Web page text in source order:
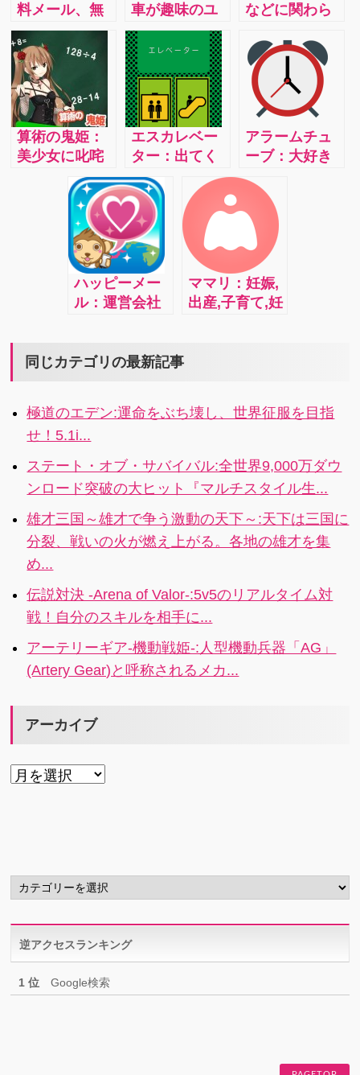
料メール、無
料コミュニケ
ーションツー
ルのLine(ライ
ン)
車が趣味のユ
ーザーのため
のコミュニテ
ィアプリ！ 愛
車の整備やカ
スタムを記録
して共有！
SNSにも簡単
アップ！4.1
などに関わら
同士の通話は
無料で行う事
が出来ます。
またスカイプ
話も楽しむ事
が出来ます。
普段、なかな
か会えない人
との会話や、
顔を見て話し
たい時に便利
な機能です。
算術の鬼姫：
美少女に叱咤
激励されて、
興奮しながら
頭が良くな
る！しかもし
かも、この美
少女、ボイス
付きです。
声、かわいい
エスカレベー
ター：出てく
る画像を見
て、エスカレ
ーターなのか
エレベーター
なのか判断
し、正しいも
のを選ぶだけ
のゲーム。し
のだ。
アラームチュ
ーブ：大好き
でバッチリ目
覚める！！ ※
工夫テクニッ
クあり
ハッピーメー
ル：運営会社
Web版ハッピ
できます！4
ママリ：妊娠,
出産,子育て,妊
同じカテゴリの最新記事
極道のエデン:運命をぶち壊し、世界征服を目指
せ！5.1i...
ステート・オブ・サバイバル:全世界9,000万ダウ
ンロード突破の大ヒット『マルチスタイル生...
雄才三国～雄才で争う激動の天下～:天下は三国に
分裂、戦いの火が燃え上がる。各地の雄才を集
め...
伝説対決 -Arena of Valor-:5v5のリアルタイム対
戦！自分のスキルを相手に...
アーテリーギア-機動戦姫-:人型機動兵器「AG」
(Artery Gear)と呼称されるメカ...
アーカイブ
ア
カ
テ
リ
ー逆アクセスランキング
1 位 Google検索